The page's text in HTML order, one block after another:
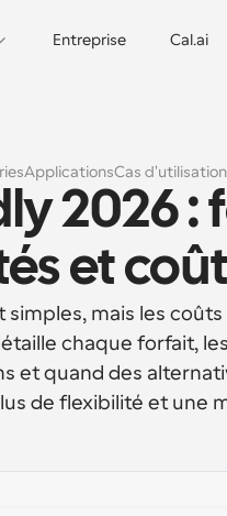
Entreprise Cal.ai
ApplicationsCas d'utilisation
2026 :
et
simples, mais les
chaque forfait,
et quand des
de flexibilité et une